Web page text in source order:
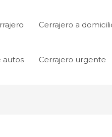
Cerrajero a
autos Cerrajero urgente